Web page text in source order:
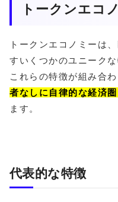
トークンエコ
トークンエコノミーは
すいくつかのユニーク
これらの特徴が組み合わ
者なしに自律的な経済
ます。
代表的な特徴